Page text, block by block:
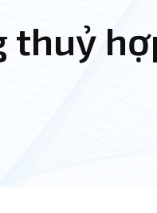
thuỷ